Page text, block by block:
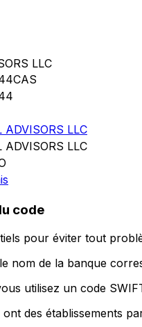
LLC
ADVISORS LLC
ADVISORS LLC
code
pour éviter tout
nom de la banque
utilisez un code
ont des établissements